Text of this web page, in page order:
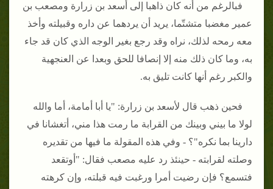
فبالرغم من أنه كان ذاهبا إلى أسعد بن زرارة ومصعب بن
عمير مغضبا متشتّما، يريد أن يردهما عن داره وقبيلته وأخذ
معه رمحه لذلك، نراه وقد رجع بغير الوجه الذي كان قد جاء
به، وما كان ذلك منه إلا إنصافا للحق وبعدا عن العنجهية
والكبر رغم أنها كانت تليق به.
فحين ذهب قال لأسعد بن زرارة: "يا أبا أمامة، أما والله
لولا ما بيني وبينك من القرابة ما رمت هذا مني، أتغشانا في
دارينا بما نكره"؟ - وفي هذه المقولة ما فيها من تقديره
وصلته لقرابته - حينئذ رد عليه مصعب فقال: "أوتقعد
فتسمع؟ فإن رضيت أمرا ورغبت فيه قبلته، وإن كرهته